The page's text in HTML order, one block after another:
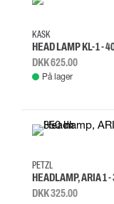
KASK
HEAD LAMP KL-1 -
DKK 625.00
På lager
PETZL
HEADLAMP, ARIA 1
DKK 325.00